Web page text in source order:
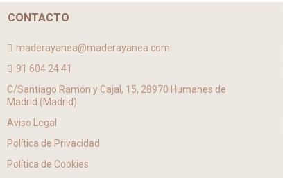
CONTACTO
maderayanea@maderayanea.com
91 604 24 41
C/Santiago Ramón y Cajal, 15, 28970 Humanes de
Madrid (Madrid)
Aviso Legal
Política de Privacidad
Política de Cookies